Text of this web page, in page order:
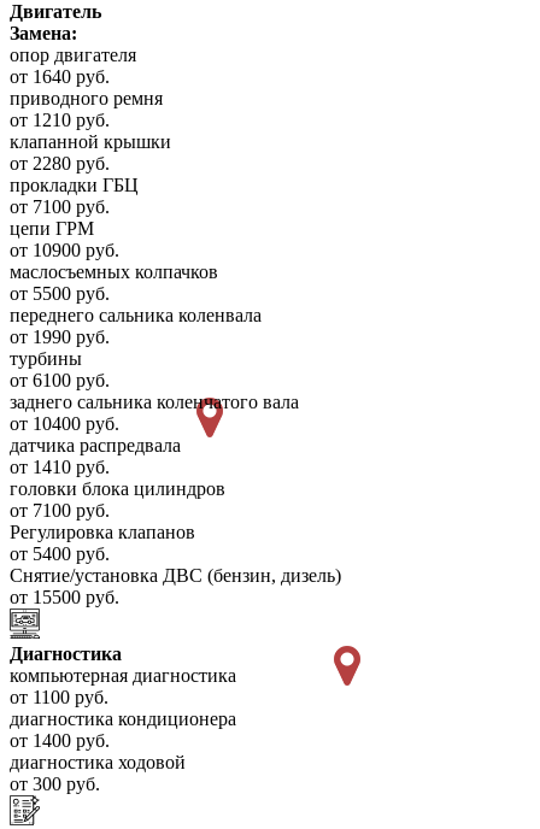
Двигатель
Замена:
опор двигателя
от 1640 руб.
приводного ремня
от 1210 руб.
клапанной крышки
от 2280 руб.
прокладки ГБЦ
от 7100 руб.
цепи ГРМ
от 10900 руб.
маслосъемных колпачков
от 5500 руб.
переднего сальника коленвала
от 1990 руб.
турбины
от 6100 руб.
заднего сальника коленчатого вала
от 10400 руб.
датчика распредвала
от 1410 руб.
головки блока цилиндров
от 7100 руб.
Регулировка клапанов
от 5400 руб.
Снятие/установка ДВС (бензин, дизель)
от 15500 руб.
Диагностика
компьютерная диагностика
от 1100 руб.
диагностика кондиционера
от 1400 руб.
диагностика ходовой
от 300 руб.